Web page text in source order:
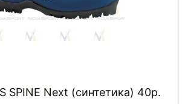
SPINE Next (синтетика) 40р.